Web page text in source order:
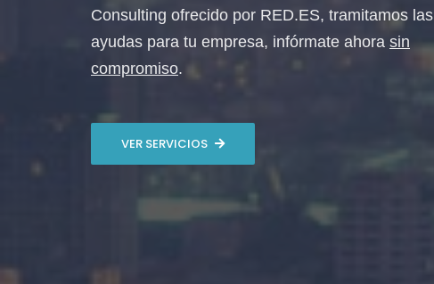
Consulting ofrecido por RED.ES, tramitamos las
ayudas para tu empresa, infórmate ahora sin
compromiso.
VER SERVICIOS